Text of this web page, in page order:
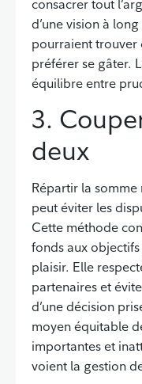
consacrer tout
d’une vision à
pourraient trouver
préférer se gâter.
équilibre entre
3.
deux
Répartir la somme
peut éviter les
Cette méthode
fonds aux
plaisir. Elle
partenaires et
d’une décision
moyen équitable
importantes et
voient la gestion